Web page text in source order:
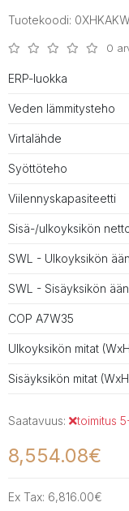
Tuotekoodi:
0
ERP-luokka
Veden lämmitysteho
Virtalähde
Syöttöteho
Viilennyskapasiteetti
Sisä-/ulkoyksikön
SWL - Ulkoyksikön
SWL - Sisäyksikön
COP A7W35
Ulkoyksikön mitat
Sisäyksikön mitat
Saatavuus: toimitus
8,554.08€
Ex Tax: 6,816.00€